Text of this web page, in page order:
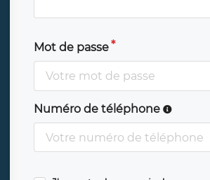
Mot de passe
Numéro de téléphone